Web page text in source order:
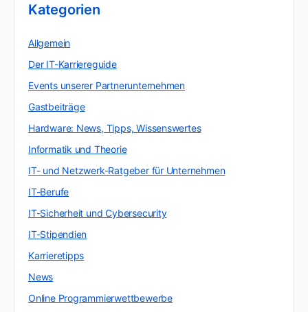
Kategorien
Allgemein
Der IT-Karriereguide
Events unserer Partnerunternehmen
Gastbeiträge
Hardware: News, Tipps, Wissenswertes
Informatik und Theorie
IT- und Netzwerk-Ratgeber für Unternehmen
IT-Berufe
IT-Sicherheit und Cybersecurity
IT-Stipendien
Karrieretipps
News
Online Programmierwettbewerbe